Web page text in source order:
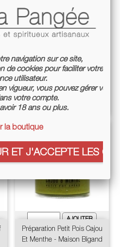
Bon Cadeau 50 €
Price
€50.00
Préparation Petit Pois Cajou
Et Menthe - Maison Bigand
navigation sur ce site,
de cookies pour faciliter votre
utilisateur.
vigueur, vous pouvez gérer vos
votre compte.
18 ans ou plus.
la boutique
ET J'ACCEPTE LES